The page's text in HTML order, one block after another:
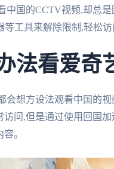
中国的CCTV视频,却总
工具来解除限制,轻松访
法看爱奇
会想方设法观看中国的
访问,但是通过使用回国加
。